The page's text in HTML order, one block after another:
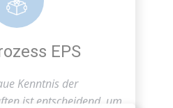
sicherzustellen.